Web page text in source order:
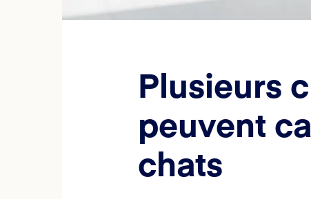
Plusieurs
peuvent
chats